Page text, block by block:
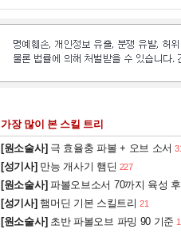
온기 : 레벨당 화염
불길 (블레이즈)
온기 : 레벨당 화염
화염벽
20 : 레벨당
화염벽 (파이어 월)
온기 : 레벨당 화염
지옥불 1 : 레벨당 화
가장 많이 본 스킬 트리
[원소술사] 극 효율충 파볼 + 오브 소서
[성기사] 만능 개사기 햄딘 227
[원소술사] 파볼오브소서 70까지 육성
[성기사] 햄머딘 기본 스킬트리 21
[원소술사] 초반 파볼오브 파밍 90 기준